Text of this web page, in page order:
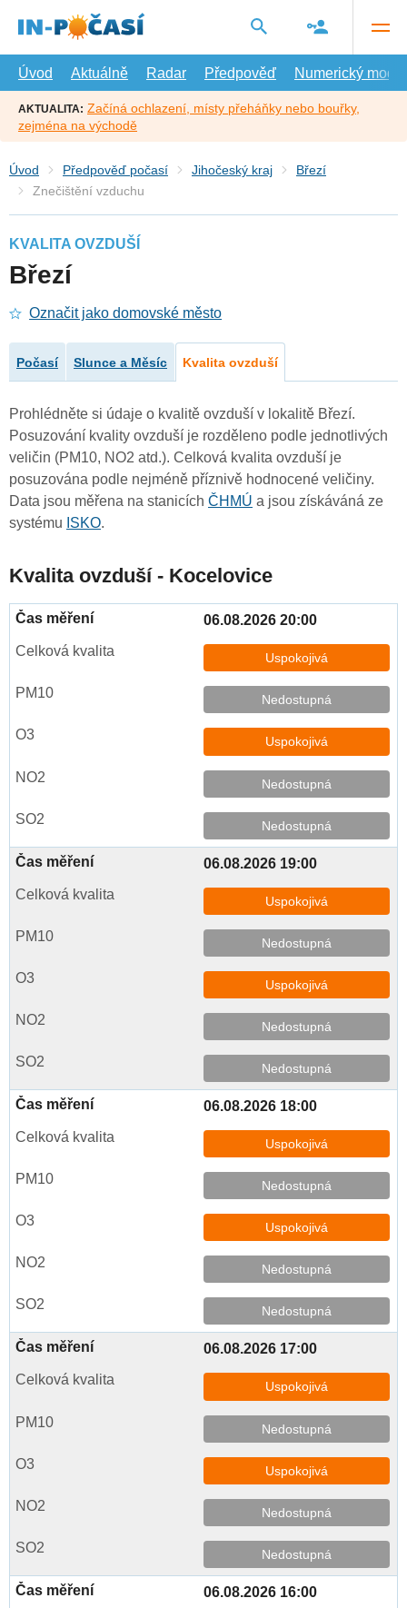
hlavní
Úvod
Aktuálně Radar Předpověď Numerický model
AKTUALITA: Začíná ochlazení, místy přeháňky nebo bouřky,
zejména na východě
Úvod Předpověď počasí Jihočeský kraj
Březí
Znečištění vzduchu
KVALITA OVZDUŠÍ
Březí
Označit jako domovské město
Počasí Slunce a Měsíc Kvalita ovzduší
Prohlédněte si údaje o kvalitě ovzduší v lokalitě Březí.
Posuzování kvality ovzduší je rozděleno podle jednotlivých
veličin (PM10, NO2 atd.). Celková kvalita ovzduší je
posuzována podle nejméně příznivě hodnocené veličiny.
Data jsou měřena na stanicích ČHMÚ a jsou získáváná ze
systému ISKO.
Kvalita ovzduší - Kocelovice
06.08.2026 20:00
Uspokojivá
Nedostupná
Uspokojivá
Nedostupná
Nedostupná
06.08.2026 19:00
Uspokojivá
Nedostupná
Uspokojivá
Nedostupná
Nedostupná
06.08.2026 18:00
Uspokojivá
Nedostupná
Uspokojivá
Nedostupná
Nedostupná
06.08.2026 17:00
Uspokojivá
Nedostupná
Uspokojivá
Nedostupná
Nedostupná
06.08.2026 16:00